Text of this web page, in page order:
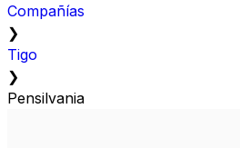
Compañías
❯
Tigo
❯
Pensilvania